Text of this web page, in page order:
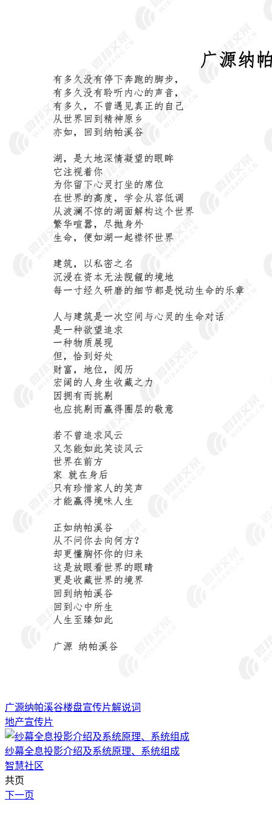
广源纳帕溪谷楼盘宣传片解说词
地产宣传片
纱幕全息投影介绍及系统原理、系统组成
智慧社区
共页
下一页